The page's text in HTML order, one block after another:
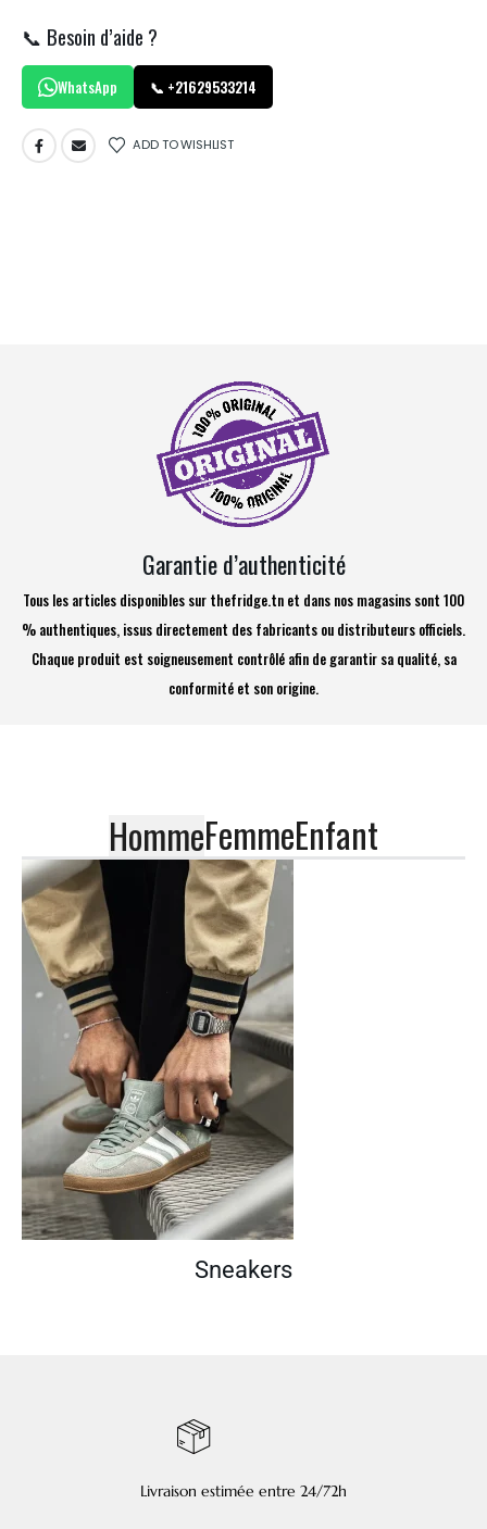
📞 Besoin d’aide ?
WhatsApp 📞 +21629533214
ADD TO WISHLIST
Garantie d’authenticité
Tous les articles disponibles sur thefridge.tn et dans nos magasins sont 100
% authentiques, issus directement des fabricants ou distributeurs officiels.
Chaque produit est soigneusement contrôlé afin de garantir sa qualité, sa
conformité et son origine.
HommeFemmeEnfant
Sneakers
Livraison estimée entre 24/72h